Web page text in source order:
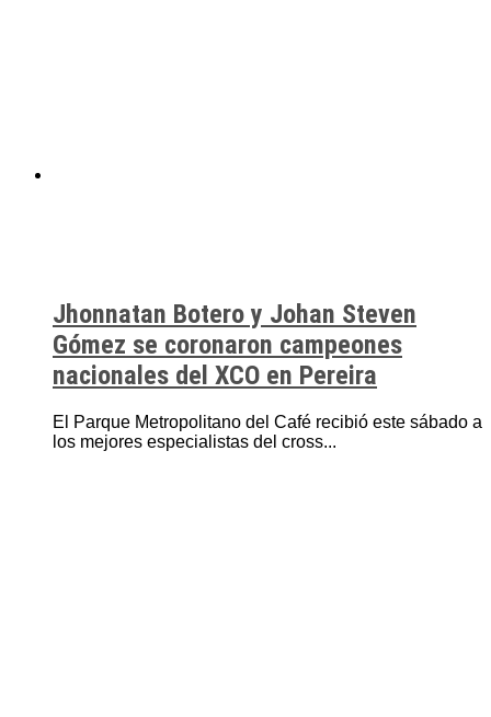
Jhonnatan Botero y Johan Steven
Gómez se coronaron campeones
nacionales del XCO en Pereira
El Parque Metropolitano del Café recibió este sábado a
los mejores especialistas del cross...